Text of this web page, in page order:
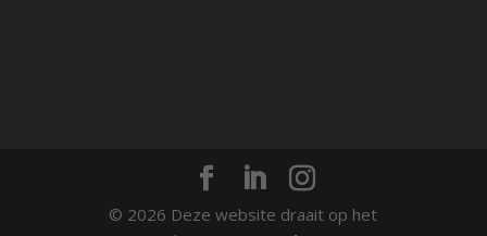
© 2026 Deze website draait op het